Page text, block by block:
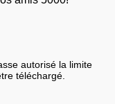
autorisé la limite
téléchargé.